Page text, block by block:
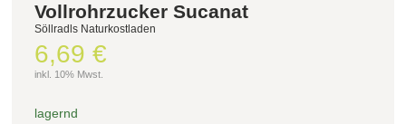
Vollrohrzucker Sucanat
Söllradls Naturkostladen
6,69 €
inkl. 10% Mwst.
lagernd